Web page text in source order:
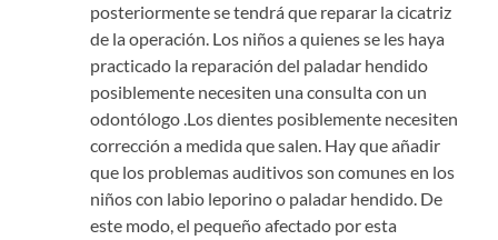
posteriormente se tendrá que reparar la cicatriz
de la operación. Los niños a quienes se les haya
practicado la reparación del paladar hendido
posiblemente necesiten una consulta con un
odontólogo .Los dientes posiblemente necesiten
corrección a medida que salen. Hay que añadir
que los problemas auditivos son comunes en los
niños con labio leporino o paladar hendido. De
este modo, el pequeño afectado por esta